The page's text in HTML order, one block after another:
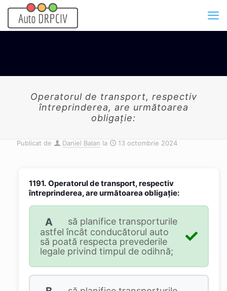
Operatorul de transport, respectiv
întreprinderea, are următoarea
obligaţie:
Publicat de Daniel Balan la 13 octombrie 2024
1191. Operatorul de transport, respectiv
întreprinderea, are următoarea obligaţie:
A
să planifice transporturile
astfel încât conducătorul auto
să poată respecta prevederile
legale privind timpul de odihnă;